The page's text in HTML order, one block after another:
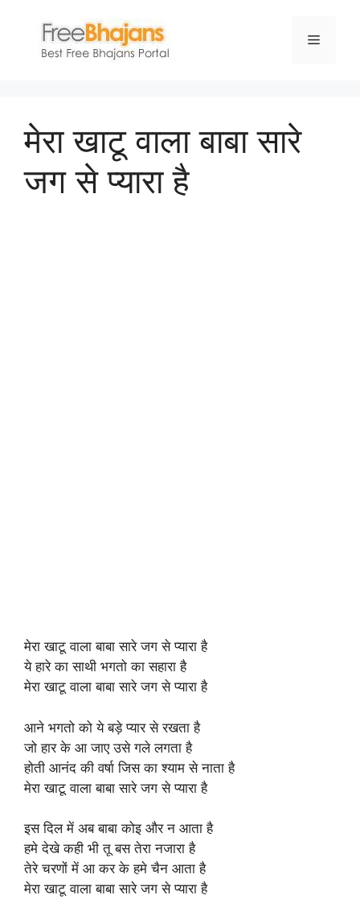
content
Menu
मेरा खाटू वाला बाबा सारे
जग से प्यारा है
मेरा खाटू वाला बाबा सारे जग से प्यारा है
ये हारे का साथी भगतो का सहारा है
मेरा खाटू वाला बाबा सारे जग से प्यारा है
आने भगतो को ये बड़े प्यार से रखता है
जो हार के आ जाए उसे गले लगता है
होती आनंद की वर्षा जिस का श्याम से नाता है
मेरा खाटू वाला बाबा सारे जग से प्यारा है
इस दिल में अब बाबा कोइ और न आता है
हमे देखे कही भी तू बस तेरा नजारा है
तेरे चरणों में आ कर के हमे चैन आता है
मेरा खाटू वाला बाबा सारे जग से प्यारा है